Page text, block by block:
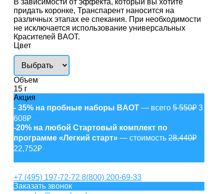
придать коронке, Транспарент наносится на
различных этапах ее спекания. При необходимости
не исключается использование универсальных
Красителей BAOT.
Цвет
Объем
15 г
Акция
- 35% на пробные наборы BAOT — всего 5 550₽ 3
608₽
-20% на любой Стартовый комплект по
программе «Легкий старт» — стоимость 28,440₽
22,752₽
+7 (495) 197-72-72 8(800) 200-69-33
Заказать звонок